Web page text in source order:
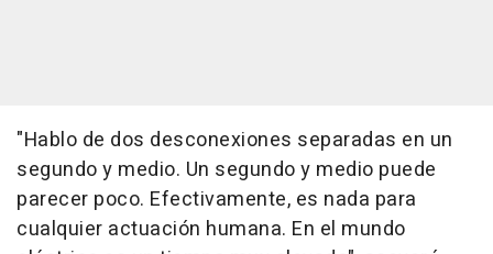
"Hablo de dos desconexiones separadas en un
segundo y medio. Un segundo y medio puede
parecer poco. Efectivamente, es nada para
cualquier actuación humana. En el mundo